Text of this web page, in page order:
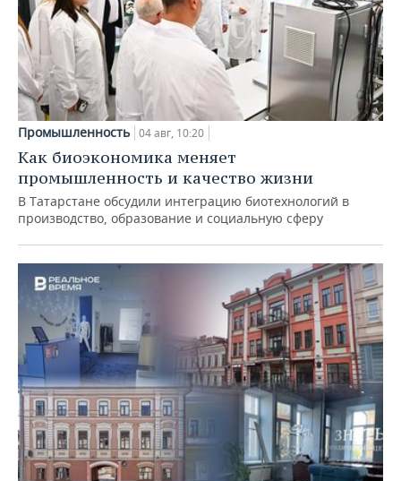
Промышленность 04 авг, 10:20
Как биоэкономика меняет
промышленность и качество жизни
В Татарстане обсудили интеграцию биотехнологий в
производство, образование и социальную сферу